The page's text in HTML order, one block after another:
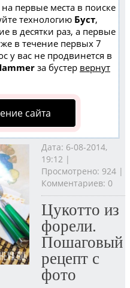
первые места в поиске
технологию Буст,
в десятки раз, а первые
в течение первых 7
у вас не продвинется в
за бустер вернут
сайта
Дата: 6-08-2014,
19:12 |
Просмотрено: 924 |
Комментариев: 0
Цукотто из
форели.
Пошаговый
рецепт с
фото